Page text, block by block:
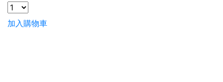
加入購物車